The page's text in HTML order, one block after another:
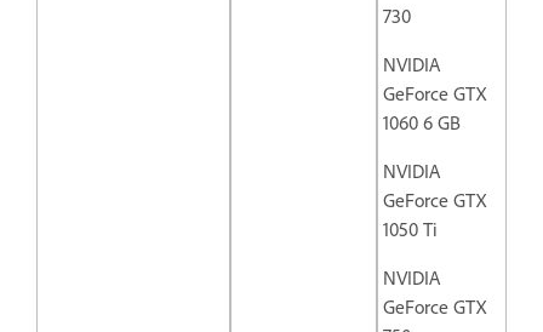
730
NVIDIA
GeForce GTX
1060 6 GB
NVIDIA
GeForce GTX
1050 Ti
NVIDIA
GeForce GTX